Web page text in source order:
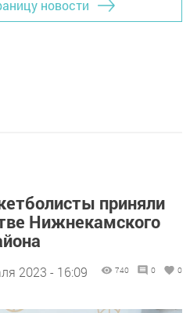
новости
приняли
Нижнекамского
2023 - 16:09 740 0 0